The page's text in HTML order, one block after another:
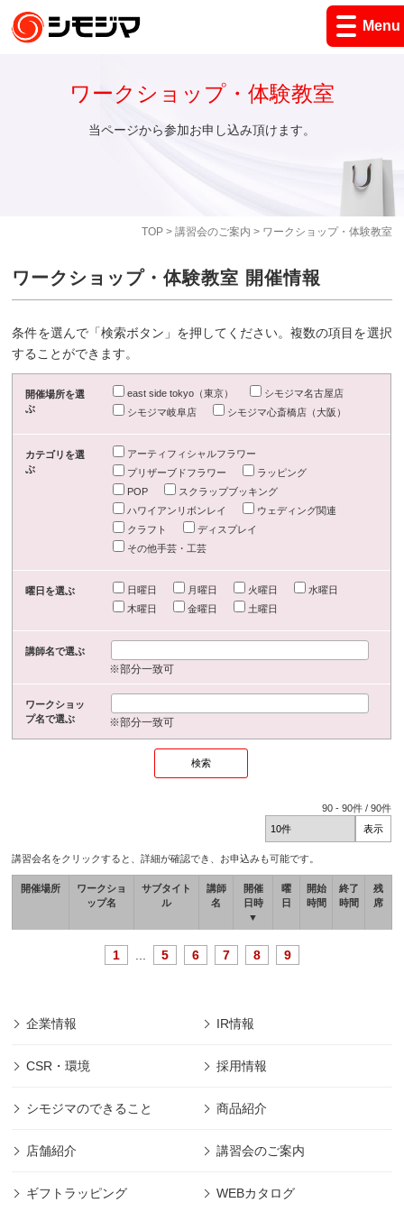
Menu
TOP> 講習会のご案内 > ワークショップ・体験教室
ワークショップ・体験教室
当ページから参加お申し込み頂けます。
ワークショップ・体験教室 開催情報
条件を選んで「検索ボタン」を押してください。複数の項目を選択
することができます。
開催場所を選
ぶ
east side tokyo（東京）
シモジマ名古屋店
シモジマ岐阜店
シモジマ心斎橋店（大阪）
カテゴリを選
ぶ
アーティフィシャルフラワー
プリザーブドフラワー
ラッピング
POP
スクラップブッキング
ハワイアンリボンレイ
ウェディング関連
クラフト
ディスプレイ
その他手芸・工芸
曜日を選ぶ 日曜日 月曜日 火曜日
水曜日
木曜日
金曜日 土曜日
講師名で選ぶ
※部分一致可
ワークショッ
プ名で選ぶ
※部分一致可
90 -90件 /90件
講習会名をクリックすると、詳細が確認でき、お申込みも可能です。
開催場所
ワークショ
ップ名
サブタイト
ル
講師
名
開催
日時
▼
曜
日
開始
時間
終了
時間
残
席
1 5 6 7 8 9
企業情報 IR情報
CSR・環境 採用情報
シモジマのできること 商品紹介
店舗紹介 講習会のご案内
ギフトラッピング WEBカタログ